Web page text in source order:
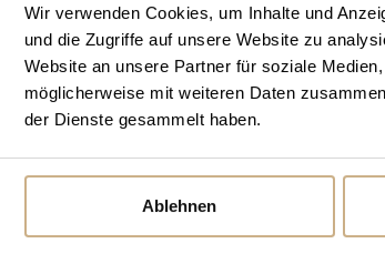
Wir verwenden Cookies, um Inhalte und
und die Zugriffe auf unsere Website zu
Website an unsere Partner für soziale
möglicherweise mit weiteren Daten
der Dienste gesammelt haben.
Ablehnen
Hardthöhe